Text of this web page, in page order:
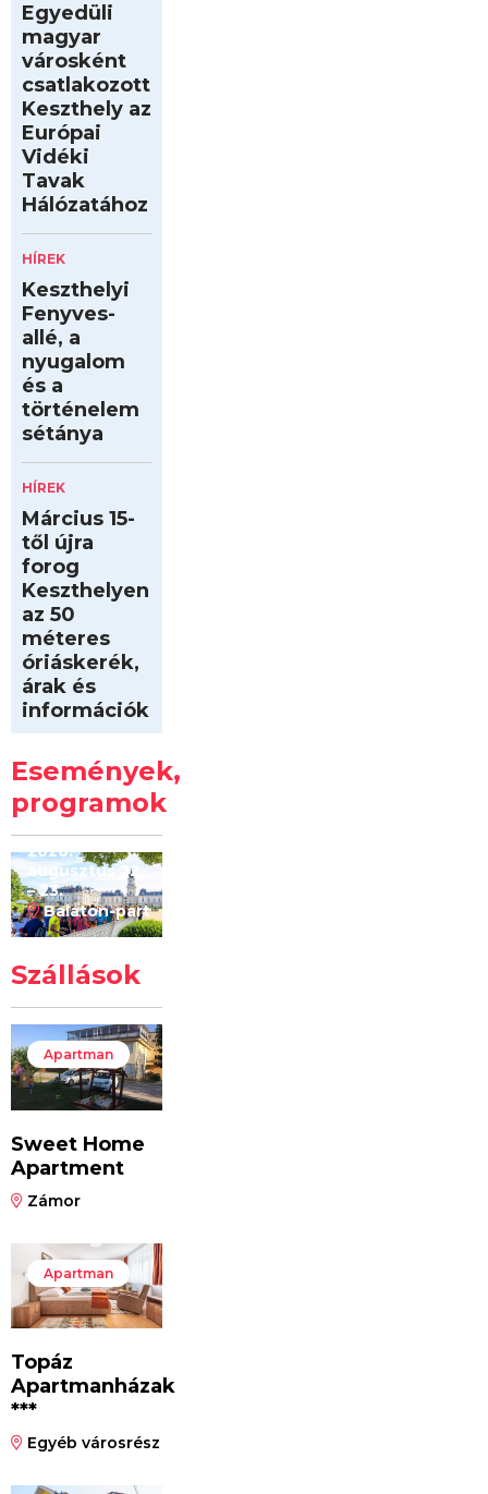
Egyedüli
magyar
városként
csatlakozott
Keszthely az
Európai
Vidéki
Tavak
Hálózatához
HÍREK
Keszthelyi
Fenyves-
allé, a
nyugalom
és a
történelem
sétánya
HÍREK
Március 15-
től újra
forog
Keszthelyen
az 50
méteres
óriáskerék,
árak és
információk
Események,
programok
Kilóméterek
2026
2026.
augusztus 22
– 23.
Balaton-part
Szállások
Apartman
Sweet Home
Apartment
Zámor
Apartman
Topáz
Apartmanházak
***
Egyéb városrész